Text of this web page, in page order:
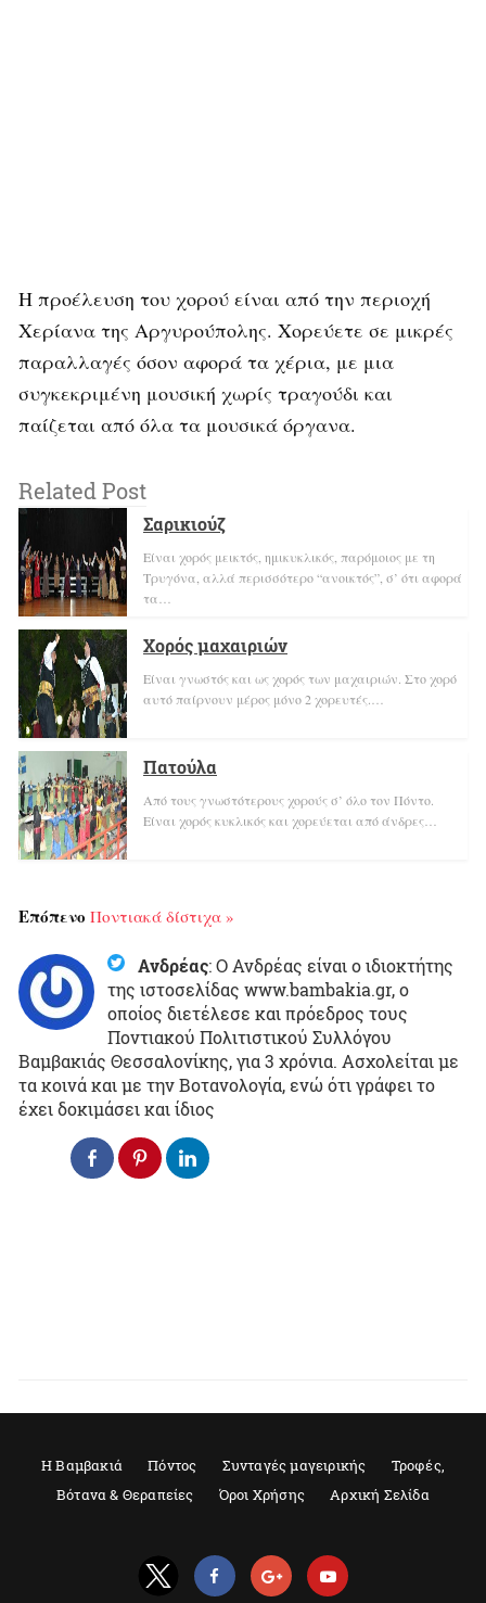
Η προέλευση του χορού είναι από την περιοχή
Χερίανα της Αργυρούπολης. Χορεύετε σε μικρές
παραλλαγές όσον αφορά τα χέρια, με μια
συγκεκριμένη μουσική χωρίς τραγούδι και
παίζεται από όλα τα μουσικά όργανα.
Related Post
Σαρικιούζ
Είναι χορός μεικτός, ημικυκλικός, παρόμοιος με τη
Τρυγόνα, αλλά περισσότερο “ανοικτός”, σ’ ότι αφορά
τα…
Χορός μαχαιριών
Είναι γνωστός και ως χορός των μαχαιριών. Στο χορό
αυτό παίρνουν μέρος μόνο 2 χορευτές.…
Πατούλα
Από τους γνωστότερους χορούς σ’ όλο τον Πόντο.
Είναι χορός κυκλικός και χορεύεται από άνδρες…
Επόπενο Ποντιακά δίστιχα »
Ανδρέας:Ο Ανδρέας είναι ο ιδιοκτήτης
της ιστοσελίδας www.bambakia.gr, ο
οποίος διετέλεσε και πρόεδρος τους
Ποντιακού Πολιτιστικού Συλλόγου
Βαμβακιάς Θεσσαλονίκης, για 3 χρόνια. Ασχολείται με
τα κοινά και με την Βοτανολογία, ενώ ότι γράφει το
έχει δοκιμάσει και ίδιος
Η Βαμβακιά Πόντος Συνταγές μαγειρικής
Τροφές,
Βότανα & Θεραπείες
Όροι Χρήσης Αρχική Σελίδα